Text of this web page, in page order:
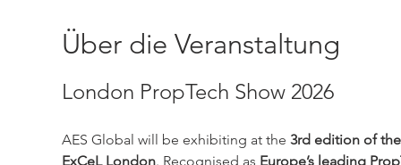
Über die Veranstaltung
London PropTech Show 2026
AES Global will be exhibiting at the 3rd edition of
ExCeL London. Recognised as Europe’s leading